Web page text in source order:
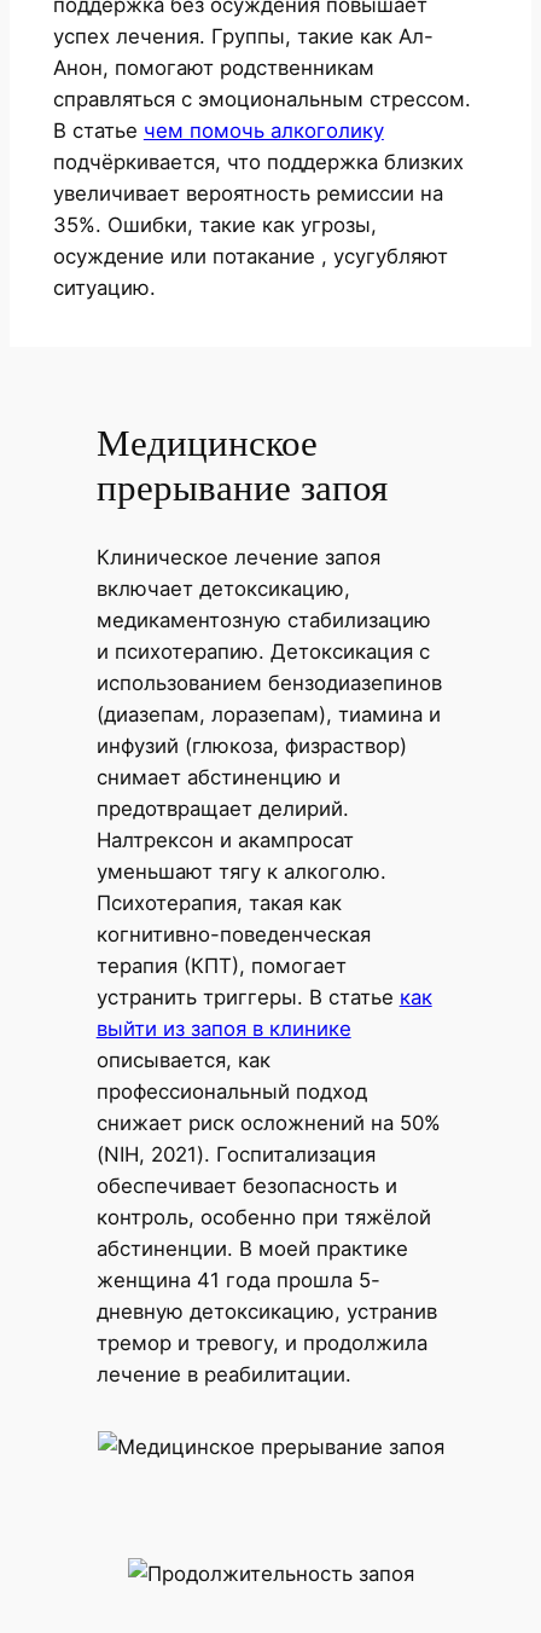
успех лечения. Группы, такие как Ал-
Анон, помогают родственникам
справляться с эмоциональным стрессом.
В статье чем помочь алкоголику
подчёркивается, что поддержка близких
увеличивает вероятность ремиссии на
35%. Ошибки, такие как угрозы,
осуждение или потакание , усугубляют
ситуацию.
Медицинское
прерывание запоя
Клиническое лечение запоя
включает детоксикацию,
медикаментозную стабилизацию
и психотерапию. Детоксикация с
использованием бензодиазепинов
(диазепам, лоразепам), тиамина и
инфузий (глюкоза, физраствор)
снимает абстиненцию и
предотвращает делирий.
Налтрексон и акампросат
уменьшают тягу к алкоголю.
Психотерапия, такая как
когнитивно-поведенческая
терапия (КПТ), помогает
устранить триггеры. В статье как
выйти из запоя в клинике
описывается, как
профессиональный подход
снижает риск осложнений на 50%
(NIH, 2021). Госпитализация
обеспечивает безопасность и
контроль, особенно при тяжёлой
абстиненции. В моей практике
женщина 41 года прошла 5-
дневную детоксикацию, устранив
тремор и тревогу, и продолжила
лечение в реабилитации.